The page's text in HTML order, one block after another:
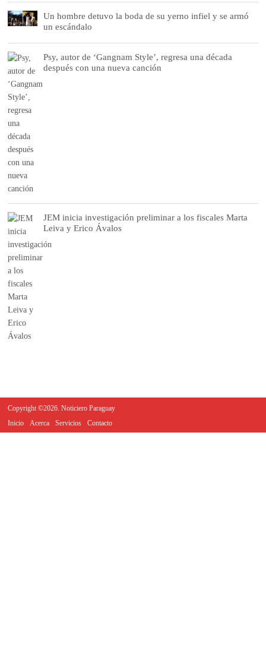
Un hombre detuvo la boda de su yerno infiel y se armó
un escándalo
Psy, autor de ‘Gangnam Style’, regresa una década
después con una nueva canción
JEM inicia investigación preliminar a los fiscales Marta
Leiva y Erico Ávalos
Copyright ©2026. Noticiero Paraguay
Inicio
Acerca Servicios Contacto